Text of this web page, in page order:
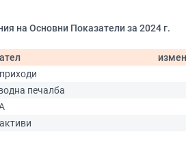
на Основни Показатели за 2024 г.
печалба